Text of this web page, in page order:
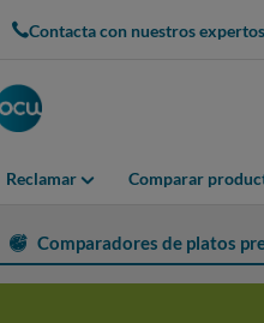
Contacta con nuestros expertos
Reclamar Comparar
Comparadores de platos